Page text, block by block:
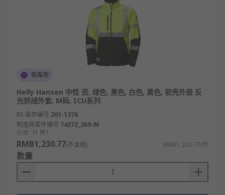
有库存
Helly Hansen 中性 否, 绿色, 黑色, 白色, 黄色, 软壳外层 反
光抓绒外套, M码, ICU系列
RS 库存编号 201-1376
制造商零件编号 74272_369-M
小计（1 件）
RMB1,230.77(不含税) RMB1,230.77/件
数量